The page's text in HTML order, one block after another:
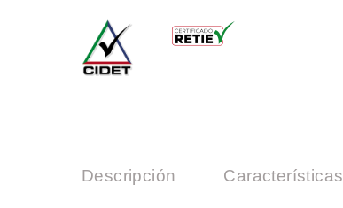
Descripción Características